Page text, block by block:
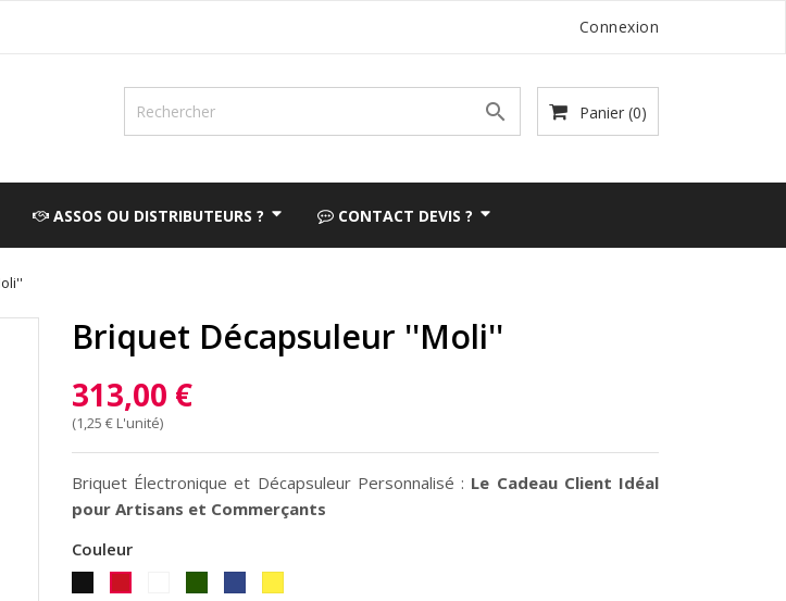
Connexion
Panier (0)

ASSOS OU DISTRIBUTEURS ? CONTACT DEVIS ?
Briquet Décapsuleur ''Moli''
313,00 €
(1,25 € L'unité)
Briquet Électronique et Décapsuleur Personnalisé : Le Cadeau Client Idéal
pour Artisans et Commerçants
Couleur